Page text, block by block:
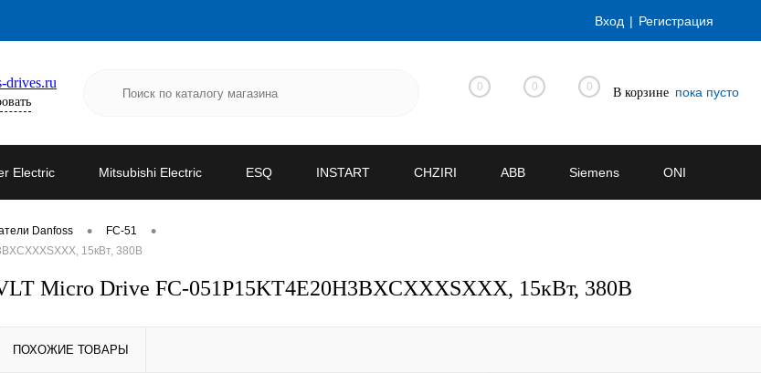
Вход Регистрация
drives.ru 0 0 0 В корзине пока пусто
Electric Mitsubishi Electric ESQ INSTART CHZIRI ABB Siemens ONI
Danfoss • FC-51 •
15кВт, 380В
VLT Micro Drive FC-051P15KT4E20H3BXCXXXSXXX, 15кВт, 380В
ПОХОЖИЕ ТОВАРЫ